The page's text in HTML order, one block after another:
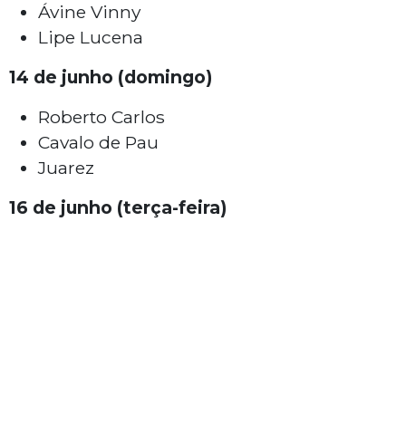
Ávine Vinny
Lipe Lucena
14 de junho (domingo)
Roberto Carlos
Cavalo de Pau
Juarez
16 de junho (terça-feira)